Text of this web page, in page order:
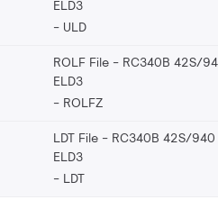
ELD3
ULD
ROLF File - RC340B 42S/
ELD3
ROLFZ
LDT File - RC340B 42S/940
ELD3
LDT